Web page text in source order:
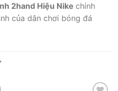
2hand Hiệu Nike chính
của dân chơi bóng đá